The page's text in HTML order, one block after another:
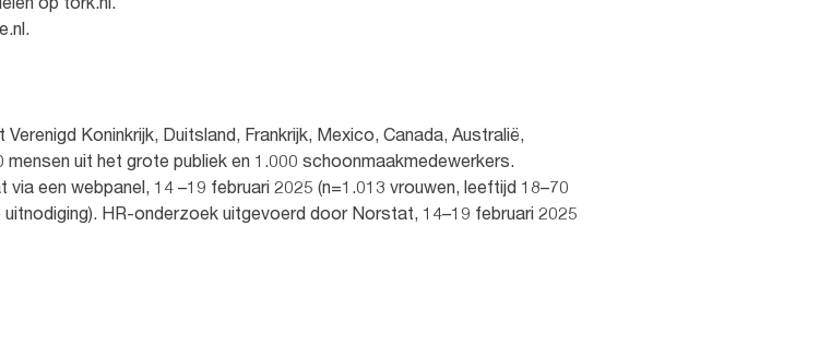
Koninkrijk, Duitsland, Frankrijk, Mexico, Canada, Australië,
uit het grote publiek en 1.000 schoonmaakmedewerkers.
een webpanel, 14 –19 februari 2025 (n=1.013 vrouwen, leeftijd 18–70
HR-onderzoek uitgevoerd door Norstat, 14–19 februari 2025